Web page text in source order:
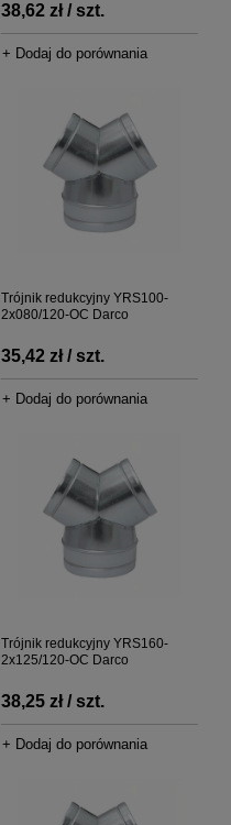
38,62 zł / szt.
+ Dodaj do porównania
Trójnik redukcyjny YRS100-
2x080/120-OC Darco
35,42 zł / szt.
+ Dodaj do porównania
Trójnik redukcyjny YRS160-
2x125/120-OC Darco
38,25 zł / szt.
+ Dodaj do porównania